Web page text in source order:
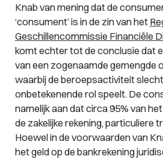
Knab van mening dat de
‘consument’ is in de zin van het
Geschillencommissie Financiële
komt echter tot de conclusie dat
van een zogenaamde gemengde
waarbij de beroepsactiviteit
onbetekenende rol speelt. De
namelijk aan dat circa 95% van
de zakelijke rekening, particuliere
Hoewel in de voorwaarden van
het geld op de bankrekening